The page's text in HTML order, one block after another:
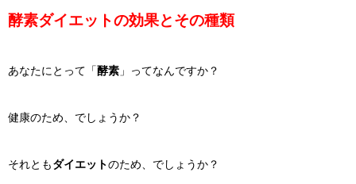
酵素ダイエットの効果とその種類
あなたにとって「酵素 」ってなんですか？
健康のため、でしょうか？
それともダイエットのため、でしょうか？